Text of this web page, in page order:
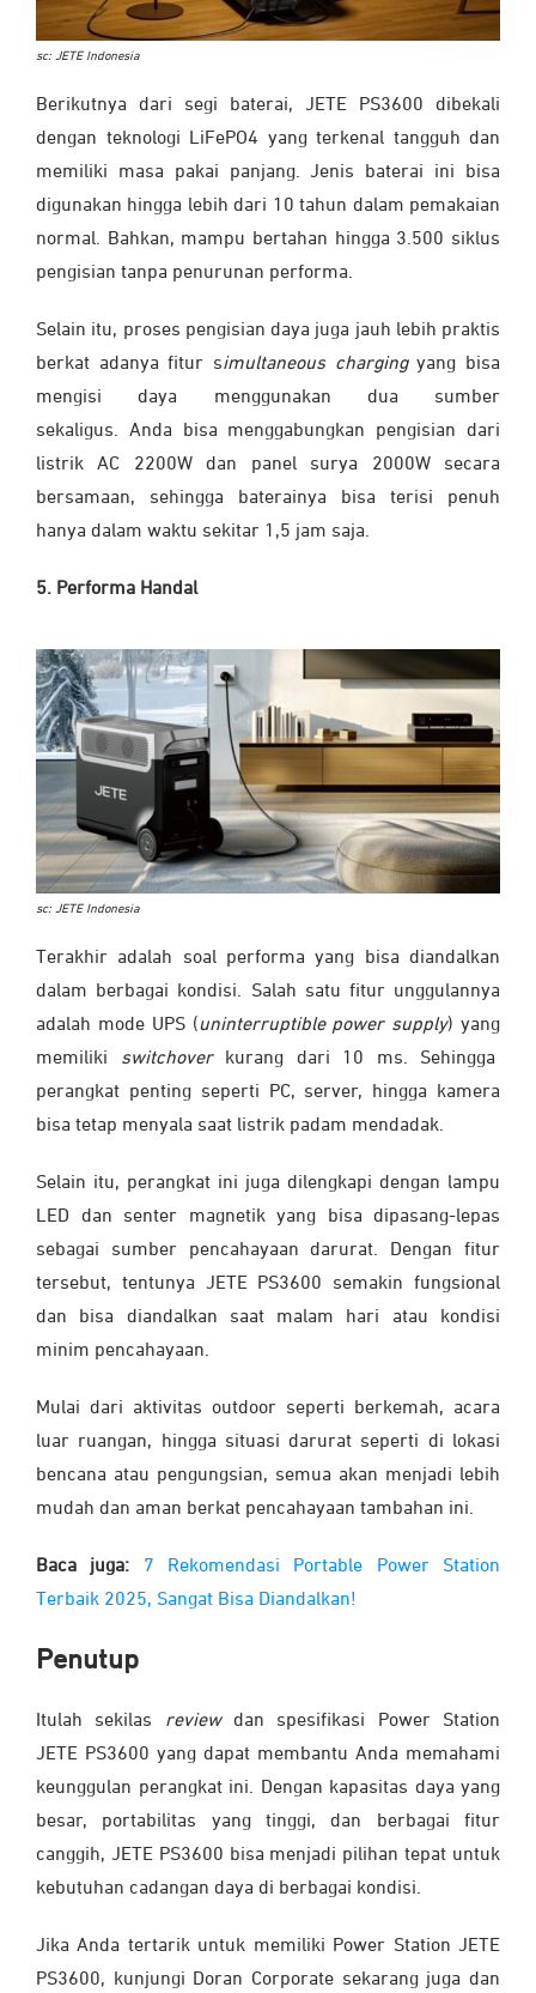
sc: JETE Indonesia
Berikutnya dari segi baterai, JETE PS3600 dibekali
dengan teknologi LiFePO4 yang terkenal tangguh dan
memiliki masa pakai panjang. Jenis baterai ini bisa
digunakan hingga lebih dari 10 tahun dalam pemakaian
normal. Bahkan, mampu bertahan hingga 3.500 siklus
pengisian tanpa penurunan performa.
Selain itu, proses pengisian daya juga jauh lebih praktis
berkat adanya fitur simultaneous chargingyang bisa
mengisi daya menggunakan dua sumber
sekaligus. Anda bisa menggabungkan pengisian dari
listrik AC 2200W dan panel surya 2000W secara
bersamaan, sehingga baterainya bisa terisi penuh
hanya dalam waktu sekitar 1,5 jam saja.
5. Performa Handal
sc: JETE Indonesia
Terakhir adalah soal performa yang bisa diandalkan
dalam berbagai kondisi. Salah satu fitur unggulannya
adalah mode UPS (uninterruptible power supply) yang
memiliki switchoverkurang dari 10 ms. Sehingga
perangkat penting seperti PC, server, hingga kamera
bisa tetap menyala saat listrik padam mendadak.
Selain itu, perangkat ini juga dilengkapi dengan lampu
LED dan senter magnetik yang bisa dipasang-lepas
sebagai sumber pencahayaan darurat. Dengan fitur
tersebut, tentunya JETE PS3600 semakin fungsional
dan bisa diandalkan saat malam hari atau kondisi
minim pencahayaan.
Mulai dari aktivitas outdoor seperti berkemah, acara
luar ruangan, hingga situasi darurat seperti di lokasi
bencana atau pengungsian, semua akan menjadi lebih
mudah dan aman berkat pencahayaan tambahan ini.
Baca juga: 7 Rekomendasi Portable Power Station
Terbaik 2025, Sangat Bisa Diandalkan!
Penutup
Itulah sekilas reviewdan spesifikasi Power Station
JETE PS3600 yang dapat membantu Anda memahami
keunggulan perangkat ini. Dengan kapasitas daya yang
besar, portabilitas yang tinggi, dan berbagai fitur
canggih, JETE PS3600 bisa menjadi pilihan tepat untuk
kebutuhan cadangan daya di berbagai kondisi.
Jika Anda tertarik untuk memiliki Power Station JETE
PS3600, kunjungi Doran Corporate sekarang juga dan